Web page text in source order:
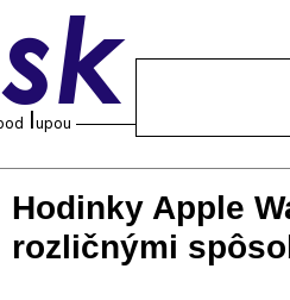
Hodinky Apple
rozličnými